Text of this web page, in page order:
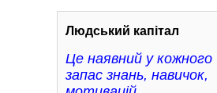
Людський капітал
Це наявний у кожного
запас знань, навичок,